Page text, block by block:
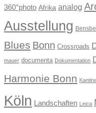
360°photo Afrika analog
Ausstellung
Blues Bonn Crossroads
mauer documenta Dokumentation
Harmonie Bonn
Köln Landschaften Leica